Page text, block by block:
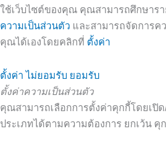
ใช้เว็บไซต์ของคุณ คุณสามารถศึกษารา
ความเป็นส่วนตัว และสามารถจัดการค
คุณได้เองโดยคลิกที่ ตั้งค่า
ตั้งค่า ไม่ยอมรับ ยอมรับ
ตั้งค่าความเป็นส่วนตัว
คุณสามารถเลือกการตั้งค่าคุกกี้โดยเปิ
ประเภทได้ตามความต้องการ ยกเว้น คุ